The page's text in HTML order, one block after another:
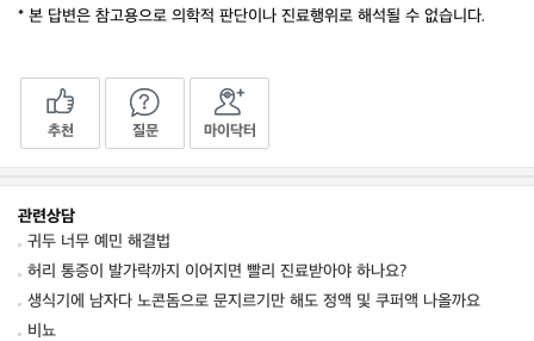
* 본 답변은 참고용으로 의학적 판단이나 진료행위로 해석될 수 없습니다.
추천 질문 마이닥터
관련상담
귀두 너무 예민 해결법
허리 통증이 발가락까지 이어지면 빨리 진료받아야 하나요?
생식기에 남자다 노콘돔으로 문지르기만 해도 정액 및 쿠퍼액 나올까요
비뇨